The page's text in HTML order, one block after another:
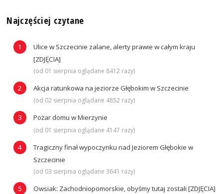
Najczęściej czytane
Ulice w Szczecinie zalane, alerty prawie w całym kraju
[ZDJĘCIA]
(od 01 sierpnia oglądane 8412 razy)
Akcja ratunkowa na jeziorze Głębokim w Szczecinie
(od 02 sierpnia oglądane 4852 razy)
Pożar domu w Mierzynie
(od 01 sierpnia oglądane 4147 razy)
Tragiczny finał wypoczynku nad Jeziorem Głębokie w
Szczecinie
(od 03 sierpnia oglądane 3641 razy)
Owsiak: Zachodniopomorskie, obyśmy tutaj zostali [ZDJĘCIA]